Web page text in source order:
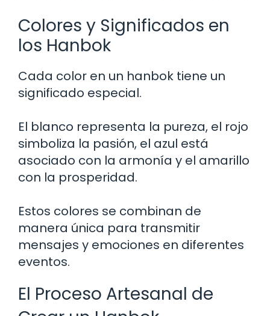
Colores y Significados en
los Hanbok
Cada color en un hanbok tiene un
significado especial.
El blanco representa la pureza, el rojo
simboliza la pasión, el azul está
asociado con la armonía y el amarillo
con la prosperidad.
Estos colores se combinan de
manera única para transmitir
mensajes y emociones en diferentes
eventos.
El Proceso Artesanal de